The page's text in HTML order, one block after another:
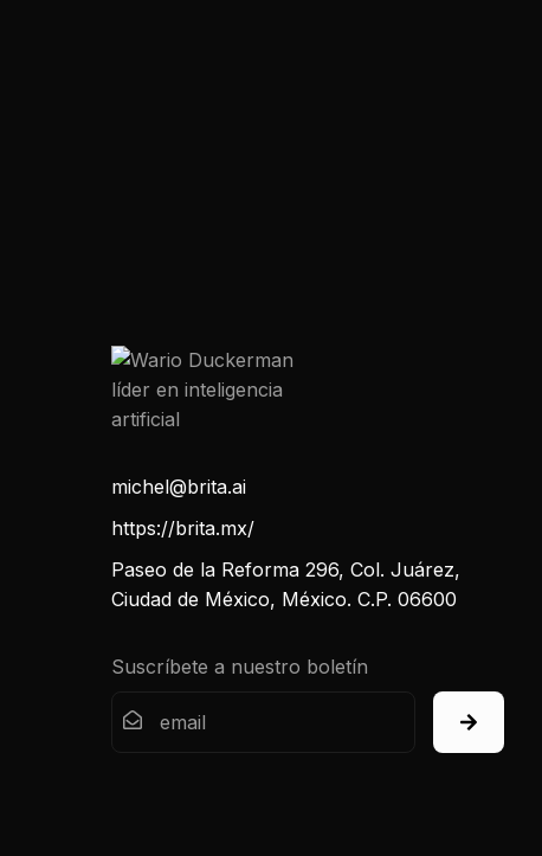
michel@brita.ai
https://brita.mx/
Paseo de la Reforma 296, Col. Juárez,
Ciudad de México, México. C.P. 06600
Suscríbete a nuestro boletín